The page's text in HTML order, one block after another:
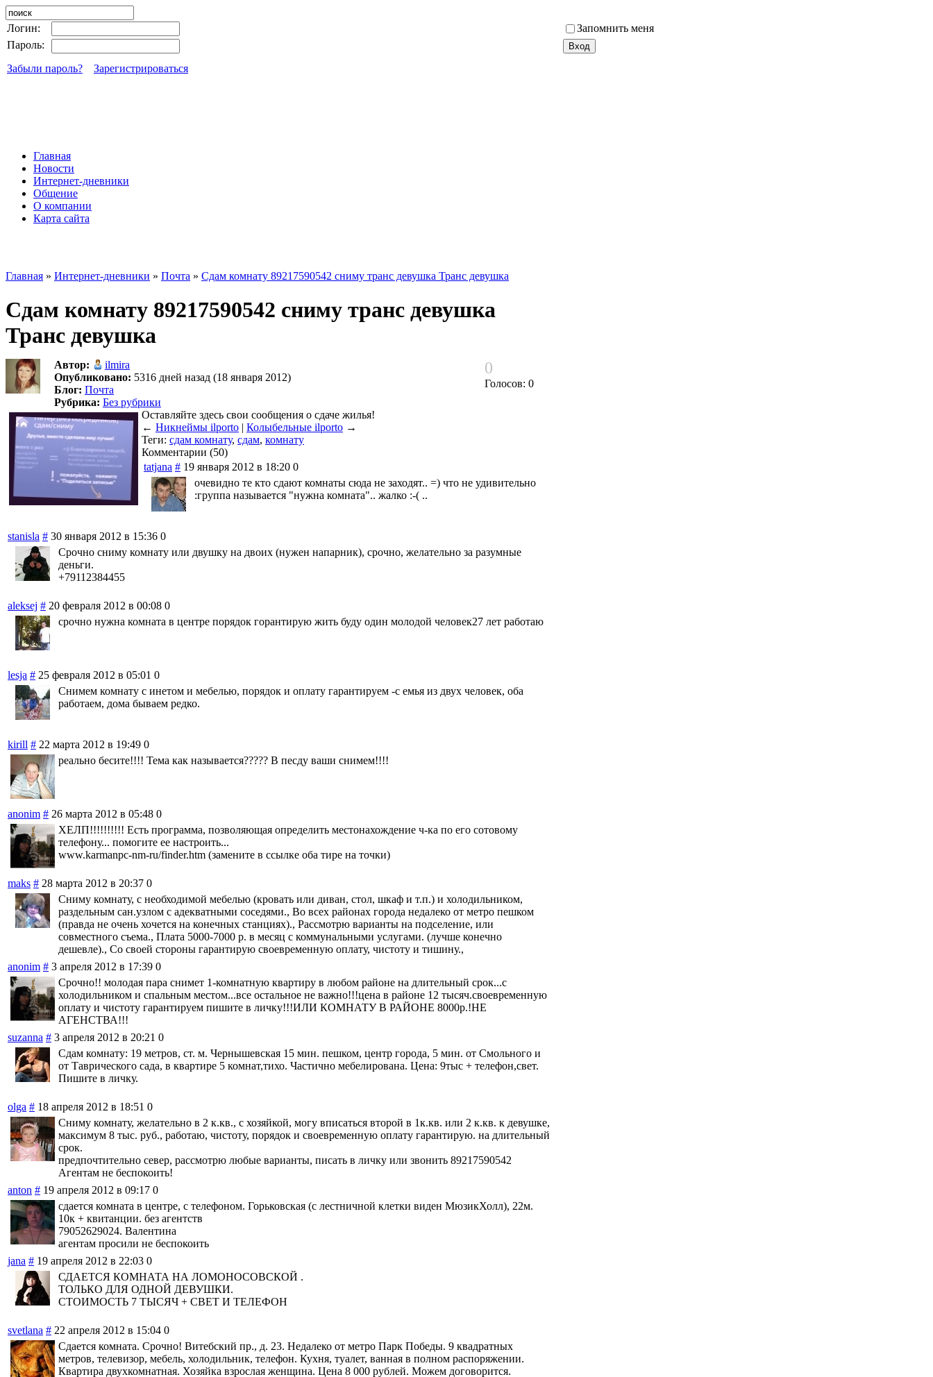
Логин:
Запомнить меня
Пароль:
Забыли пароль?
Зарегистрироваться
Главная
Новости
Интернет-дневники
Общение
О компании
Карта сайта
Главная » Интернет-дневники » Почта » Сдам комнату 89217590542 сниму транс девушка Транс девушка
Сдам комнату 89217590542 сниму транс девушка
Транс девушка
Автор:
ilmira
Опубликовано: 5316 дней назад (18 января 2012)
Блог: Почта
Рубрика: Без рубрики
0
Голосов: 0
Оставляйте здесь свои сообщения о сдаче жилья!
← Никнеймы ilporto | Колыбельные ilporto →
Теги: сдам комнату, сдам, комнату
Комментарии (50)
tatjana # 19 января 2012 в 18:20 0
очевидно те кто сдают комнаты сюда не заходят.. =) что не удивительно
:группа называется "нужна комната".. жалко :-( ..
stanisla # 30 января 2012 в 15:36 0
Срочно сниму комнату или двушку на двоих (нужен напарник), срочно, желательно за разумные
деньги.
+79112384455
aleksej # 20 февраля 2012 в 00:08 0
срочно нужна комната в центре порядок горантирую жить буду один молодой человек27 лет работаю
lesja # 25 февраля 2012 в 05:01 0
Снимем комнату с инетом и мебелью, порядок и оплату гарантируем -с емья из двух человек, оба
работаем, дома бываем редко.
kirill # 22 марта 2012 в 19:49 0
реально бесите!!!! Тема как называется????? В песду ваши снимем!!!!
anonim # 26 марта 2012 в 05:48 0
ХЕЛП!!!!!!!!!! Есть программа, позволяющая определить местонахождение ч-ка по его сотовому
телефону... помогите ее настроить...
www.karmanpc-nm-ru/finder.htm (замените в ссылке оба тире на точки)
maks # 28 марта 2012 в 20:37 0
Сниму комнату, с необходимой мебелью (кровать или диван, стол, шкаф и т.п.) и холодильником,
раздельным сан.узлом с адекватными соседями., Во всех районах города недалеко от метро пешком
(правда не очень хочется на конечных станциях)., Рассмотрю варианты на подселение, или
совместного съема., Плата 5000-7000 р. в месяц с коммунальными услугами. (лучше конечно
дешевле)., Со своей стороны гарантирую своевременную оплату, чистоту и тишину.,
anonim # 3 апреля 2012 в 17:39 0
Срочно!! молодая пара снимет 1-комнатную квартиру в любом районе на длительный срок...с
холодильником и спальным местом...все остальное не важно!!!цена в районе 12 тысяч.своевременную
оплату и чистоту гарантируем пишите в личку!!!ИЛИ КОМНАТУ В РАЙОНЕ 8000р.!НЕ
АГЕНСТВА!!!
suzanna # 3 апреля 2012 в 20:21 0
Сдам комнату: 19 метров, ст. м. Чернышевская 15 мин. пешком, центр города, 5 мин. от Смольного и
от Таврического сада, в квартире 5 комнат,тихо. Частично мебелирована. Цена: 9тыс + телефон,свет.
Пишите в личку.
olga # 18 апреля 2012 в 18:51 0
Сниму комнату, желательно в 2 к.кв., с хозяйкой, могу вписаться второй в 1к.кв. или 2 к.кв. к девушке,
максимум 8 тыс. руб., работаю, чистоту, порядок и своевременную оплату гарантирую. на длительный
срок.
предпочтительно север, рассмотрю любые варианты, писать в личку или звонить 89217590542
Агентам не беспокоить!
anton # 19 апреля 2012 в 09:17 0
сдается комната в центре, с телефоном. Горьковская (с лестничной клетки виден МюзикХолл), 22м.
10к + квитанции. без агентств
79052629024. Валентина
агентам просили не беспокоить
jana # 19 апреля 2012 в 22:03 0
СДАЕТСЯ КОМНАТА НА ЛОМОНОСОВСКОЙ .
ТОЛЬКО ДЛЯ ОДНОЙ ДЕВУШКИ.
СТОИМОСТЬ 7 ТЫСЯЧ + СВЕТ И ТЕЛЕФОН
svetlana # 22 апреля 2012 в 15:04 0
Сдается комната. Срочно! Витебский пр., д. 23. Недалеко от метро Парк Победы. 9 квадратных
метров, телевизор, мебель, холодильник, телефон. Кухня, туалет, ванная в полном распоряжении.
Квартира двухкомнатная. Хозяйка взрослая женщина. Цена 8 000 рублей. Можем договорится.